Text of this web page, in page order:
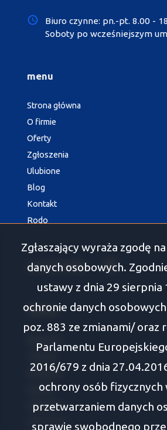
Biuro czynne: pn.-pt. 8.00 -
Soboty po wcześniejszym
menu
Strona główna
O firmie
Oferty
Zgłoszenia
Ulubione
Blog
Kontakt
Rodo
social media Facebook
Oferty
Wasilków
Supraśl
Zabłudów
Choroszcz
Zgłaszający wyraża zgodę
danych osobowych.
ustawy z dnia 29 sierpnia
ochronie danych
poz. 883 ze zmianami/ oraz
Parlamentu
2016/679 z dnia
ochrony osób fizycznych
przetwarzaniem danych
sprawie swobodnego